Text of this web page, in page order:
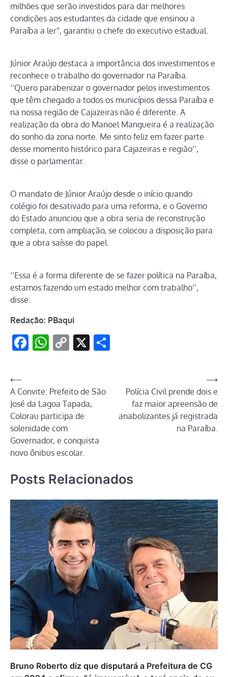
milhões que serão investidos para dar melhores
condições aos estudantes da cidade que ensinou a
Paraíba a ler”, garantiu o chefe do executivo estadual.
Júnior Araújo destaca a importância dos investimentos e
reconhece o trabalho do governador na Paraíba.
‘’Quero parabenizar o governador pelos investimentos
que têm chegado a todos os municípios dessa Paraíba e
na nossa região de Cajazeiras não é diferente. A
realização da obra do Manoel Mangueira é a realização
do sonho da zona norte. Me sinto feliz em fazer parte
desse momento histórico para Cajazeiras e região’’,
disse o parlamentar.
O mandato de Júnior Araújo desde o início quando
colégio foi desativado para uma reforma, e o Governo
do Estado anunciou que a obra seria de reconstrução
completa, com ampliação, se colocou a disposição para
que a obra saísse do papel.
‘’Essa é a forma diferente de se fazer política na Paraíba,
estamos fazendo um estado melhor com trabalho’’,
disse.
Redação: PBaqui
Facebook
WhatsApp
Copy
X
Navegação
de
Post
⟵
A Convite: Prefeito de São
José da Lagoa Tapada,
Colorau participa de
solenidade com
Governador, e conquista
novo ônibus escolar.
Polícia Civil prende dois e
faz maior apreensão de
anabolizantes já registrada
na Paraíba.
⟶
Posts Relacionados
Bruno Roberto diz que disputará a Prefeitura de CG